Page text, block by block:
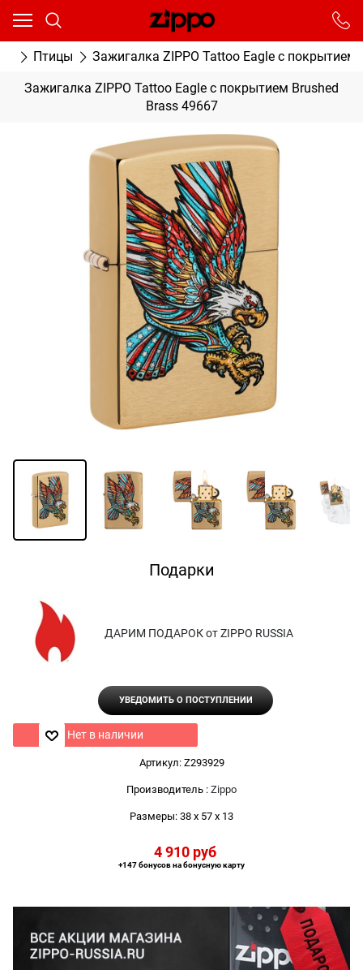
Птицы Зажигалка ZIPPO Tattoo Eagle с покрытием
Зажигалка ZIPPO Tattoo Eagle с покрытием Brushed
Brass 49667
Подарки
ДАРИМ ПОДАРОК от ZIPPO RUSSIA
УВЕДОМИТЬ О ПОСТУПЛЕНИИ
Нет в наличии
Артикул: Z293929
Производитель : Zippo
Размеры: 38 x 57 x 13
4 910 руб
+147 бонусов на бонусную карту
Ваш город - Москва,
От выбранного города зависят сроки доставки